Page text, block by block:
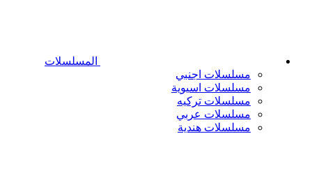
المسلسلات
مسلسلات اجنبي
مسلسلات اسيوية
مسلسلات تركيه
مسلسلات عربي
مسلسلات هندية